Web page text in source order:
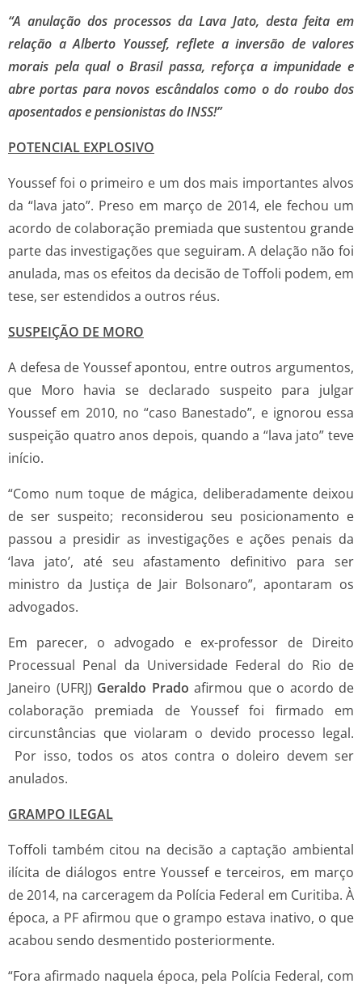
“A anulação dos processos da Lava Jato, desta feita em
relação a Alberto Youssef, reflete a inversão de valores
morais pela qual o Brasil passa, reforça a impunidade e
abre portas para novos escândalos como o do roubo dos
aposentados e pensionistas do INSS!”
POTENCIAL EXPLOSIVO
Youssef foi o primeiro e um dos mais importantes alvos
da “lava jato”. Preso em março de 2014, ele fechou um
acordo de colaboração premiada que sustentou grande
parte das investigações que seguiram. A delação não foi
anulada, mas os efeitos da decisão de Toffoli podem, em
tese, ser estendidos a outros réus.
SUSPEIÇÃO DE MORO
A defesa de Youssef apontou, entre outros argumentos,
que Moro havia se declarado suspeito para julgar
Youssef em 2010, no “caso Banestado”, e ignorou essa
suspeição quatro anos depois, quando a “lava jato” teve
início.
“Como num toque de mágica, deliberadamente deixou
de ser suspeito; reconsiderou seu posicionamento e
passou a presidir as investigações e ações penais da
‘lava jato’, até seu afastamento definitivo para ser
ministro da Justiça de Jair Bolsonaro”, apontaram os
advogados.
Em parecer, o advogado e ex-professor de Direito
Processual Penal da Universidade Federal do Rio de
Janeiro (UFRJ) Geraldo Prado afirmou que o acordo de
colaboração premiada de Youssef foi firmado em
circunstâncias que violaram o devido processo legal.
Por isso, todos os atos contra o doleiro devem ser
anulados.
GRAMPO ILEGAL
Toffoli também citou na decisão a captação ambiental
ilícita de diálogos entre Youssef e terceiros, em março
de 2014, na carceragem da Polícia Federal em Curitiba. À
época, a PF afirmou que o grampo estava inativo, o que
acabou sendo desmentido posteriormente.
“Fora afirmado naquela época, pela Polícia Federal, com